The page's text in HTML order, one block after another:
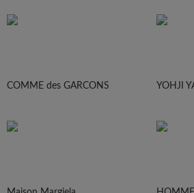
COMME des GARCONS YOHJI